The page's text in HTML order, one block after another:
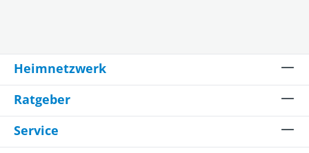
Heimnetzwerk
Ratgeber
Service